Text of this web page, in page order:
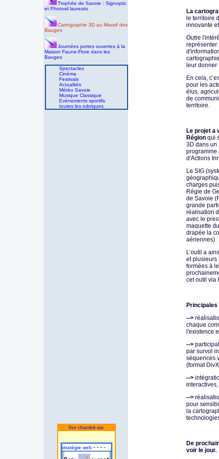
Trophée de Savoie : Signoptic
et Photosil laureats
Cartographie 3D au Massif des
Bauges
Journées portes ouvertes à la
Maison Faune-Flore dans les
Bauges
Spectacles
Cinéma
Festivals
Actualités
Météo Savoie
Musique Classique
Evènements sportifs
toutes les rubriques
Sur chambé-aix
stratégie web - - - -
La
le territoire
innovante
Outre
représenter
leur
En cela,
pour les
élus,
de
territoire.
Le projet a
Région qui
3D dans un
d'Actions
Le SIG
charges
Régie de
de Savoie
grande
réalisation
avec le
maquette
drapée la
aériennes).
L’outil a
et plusieurs
formées à
cet outil via
-->
chaque
l'existence
-->
par survol
séquences
(format
-->
interactives,
-->
pour
la
De
voir le jour.